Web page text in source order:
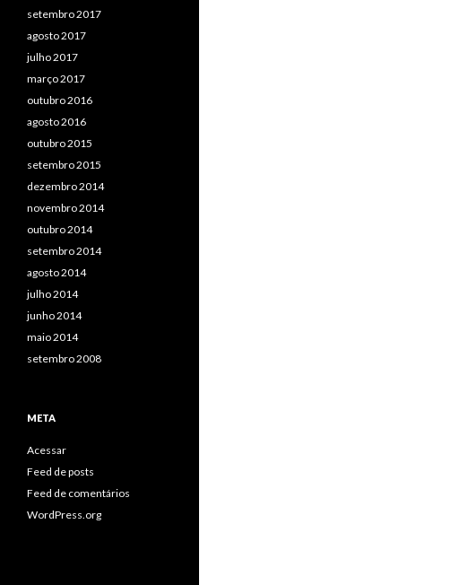
setembro 2017
agosto 2017
julho 2017
março 2017
outubro 2016
agosto 2016
outubro 2015
setembro 2015
dezembro 2014
novembro 2014
outubro 2014
setembro 2014
agosto 2014
julho 2014
junho 2014
maio 2014
setembro 2008
META
Acessar
Feed de posts
Feed de comentários
WordPress.org